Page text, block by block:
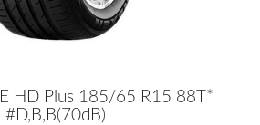
HD Plus 185/65 R15 88T*
#D,B,B(70dB)